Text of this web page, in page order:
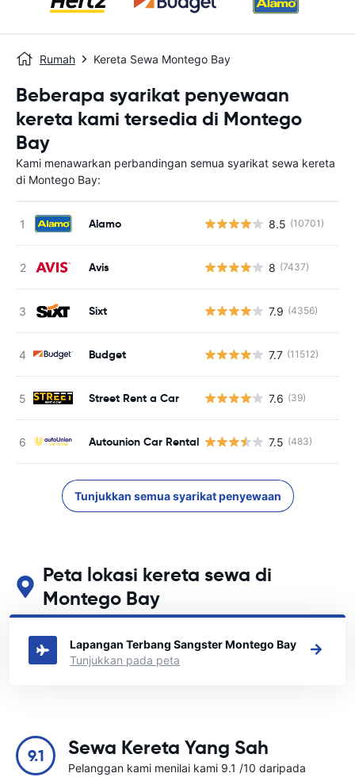
Rumah Kereta Sewa Montego Bay
Beberapa syarikat penyewaan
kereta kami tersedia di Montego
Bay
Kami menawarkan perbandingan semua syarikat sewa kereta
di Montego Bay:
Alamo 8.5 (10701)
Avis 8 (7437)
Sixt 7.9 (4356)
Budget 7.7 (11512)
Street Rent a Car 7.6 (39)
Autounion Car Rental 7.5 (483)
Tunjukkan semua syarikat penyewaan
Peta lokasi kereta sewa di
Montego Bay
Lihat lokasi sewa kereta utama kami di Montego Bay
Lapangan Terbang Sangster Montego Bay
Tunjukkan pada peta
9.1 Sewa Kereta Yang Sah
Pelanggan kami menilai kami 9.1 /10 daripada